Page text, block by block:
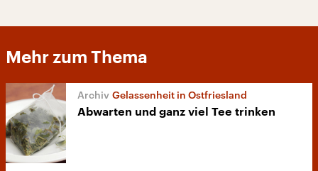
Mehr zum Thema
Gelassenheit in Ostfriesland
Abwarten und ganz viel Tee trinken